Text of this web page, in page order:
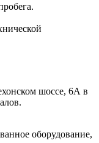
шоссе, 6А в
оборудование,